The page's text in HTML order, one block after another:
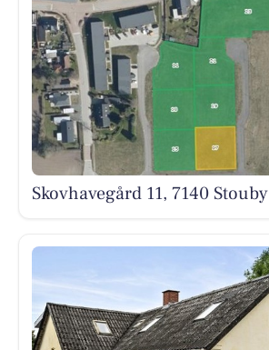
Skovhavegård 11, 7140 Stouby